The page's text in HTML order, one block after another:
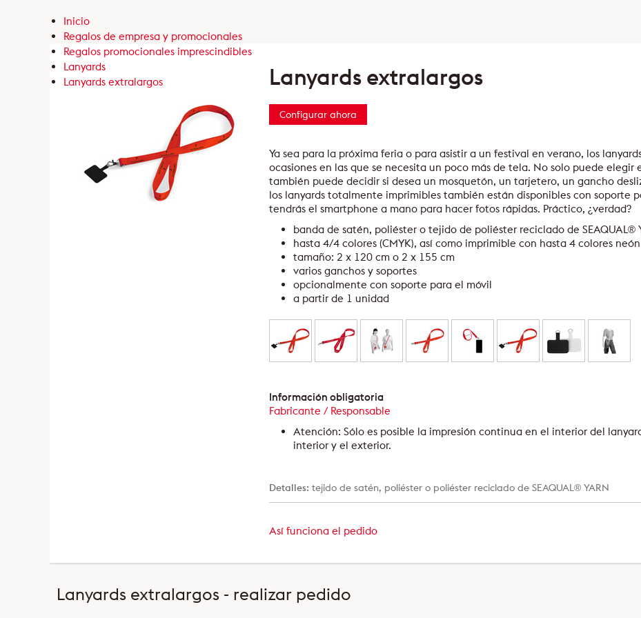
Inicio
Regalos de empresa y promocionales
Regalos promocionales imprescindibles
Lanyards
Lanyards extralargos
Lanyards extralargos
Configurar ahora
Ya sea para la próxima feria o para asistir a un festival en verano, los
ocasiones en las que se necesita un poco más de tela. No solo puede
también puede decidir si desea un mosquetón, un tarjetero, un gancho
los lanyards totalmente imprimibles también están disponibles con soporte
tendrás el smartphone a mano para hacer fotos rápidas. Práctico, ¿verdad?
banda de satén, poliéster o tejido de poliéster reciclado de SEAQUAL®
hasta 4/4 colores (CMYK), así como imprimible con hasta 4 colores neón
tamaño: 2 x 120 cm o 2 x 155 cm
varios ganchos y soportes
opcionalmente con soporte para el móvil
a partir de 1 unidad
Información obligatoria
Fabricante / Responsable
Atención: Sólo es posible la impresión continua en el interior del
interior y el exterior.
Detalles: tejido de satén, poliéster o poliéster reciclado de SEAQUAL® YARN
Así funciona el pedido
Lanyards extralargos - realizar pedido